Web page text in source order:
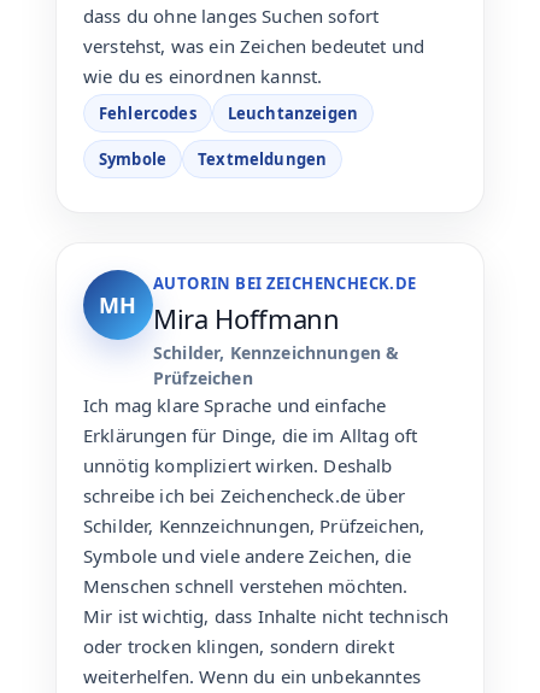
dass du ohne langes Suchen sofort
verstehst, was ein Zeichen bedeutet und
wie du es einordnen kannst.
Fehlercodes Leuchtanzeigen
Symbole Textmeldungen
MH
AUTORIN BEI ZEICHENCHECK.DE
Mira Hoffmann
Schilder, Kennzeichnungen &
Prüfzeichen
Ich mag klare Sprache und einfache
Erklärungen für Dinge, die im Alltag oft
unnötig kompliziert wirken. Deshalb
schreibe ich bei Zeichencheck.de über
Schilder, Kennzeichnungen, Prüfzeichen,
Symbole und viele andere Zeichen, die
Menschen schnell verstehen möchten.
Mir ist wichtig, dass Inhalte nicht technisch
oder trocken klingen, sondern direkt
weiterhelfen. Wenn du ein unbekanntes